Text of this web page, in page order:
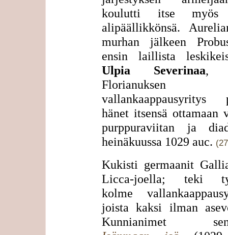
koulutti itse myös
alipäällikkönsä.
murhan jälkeen
ensin laillista
Ulpia Severinaa,
Florianuksen
vallankaappausyritys
hänet itsensä ottamaan
purppuraviitan ja
heinäkuussa 1029 auc.
Kukisti germaanit
Licca-joella; teki
kolme
joista kaksi ilman
Kunnianimet